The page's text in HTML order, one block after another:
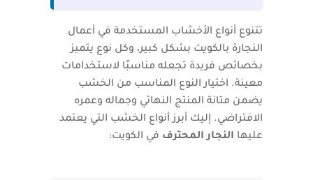
تتنوع أنواع الأخشاب المستخدمة في أعمال
النجارة بالكويت بشكل كبير، وكل نوع يتميز
بخصائص فريدة تجعله مناسبًا لاستخدامات
معينة. اختيار النوع المناسب من الخشب
يضمن متانة المنتج النهائي وجماله وعمره
الافتراضي. إليك أبرز أنواع الخشب التي يعتمد
عليها النجار المحترف في الكويت: